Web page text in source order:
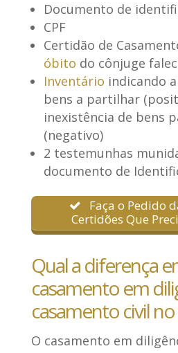
Documento de
CPF
Certidão de
óbito do cônjuge
Inventário indicando
bens a partilhar
inexistência de bens
(negativo)
2 testemunhas
documento de
Faça o Pedido
Certidões Que
Qual a diferença
casamento em
casamento civil
O casamento em